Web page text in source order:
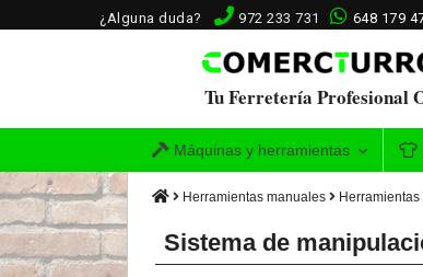
¿Alguna duda? 972 233 731 648 179
Tu Ferretería Profesional
Máquinas y herramientas
Herramientas manuales
Sistema de